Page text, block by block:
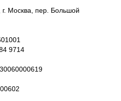
г. Москва, пер. Большой
9714